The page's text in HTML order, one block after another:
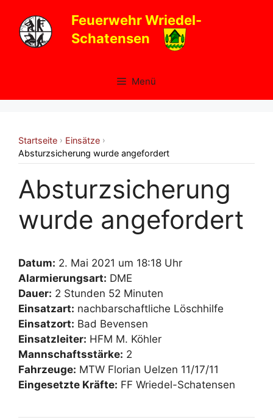
Inhalt
springen
Feuerwehr Wriedel-
Schatensen
Menü
Startseite › Einsätze ›
Absturzsicherung wurde angefordert
Absturzsicherung
wurde angefordert
Datum: 2. Mai 2021 um 18:18 Uhr
Alarmierungsart: DME
Dauer: 2 Stunden 52 Minuten
Einsatzart: nachbarschaftliche Löschhilfe
Einsatzort: Bad Bevensen
Einsatzleiter: HFM M. Köhler
Mannschaftsstärke: 2
Fahrzeuge: MTW Florian Uelzen 11/17/11
Eingesetzte Kräfte: FF Wriedel-Schatensen